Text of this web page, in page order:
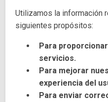
Utilizamos la información
siguientes propósitos:
Para
servicios.
Para mejorar
experiencia del
Para enviar